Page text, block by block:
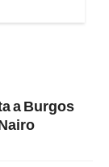
a Burgos